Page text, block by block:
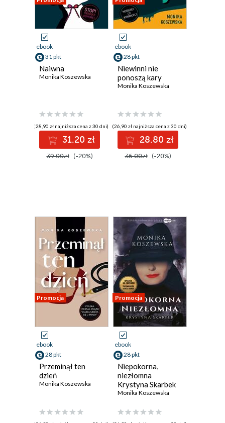
ebook
31 pkt
Naiwna
Monika Koszewska
(28,90 zł najniższa cena z 30 dni)
31.20 zł
39.00zł (-20%)
ebook
28 pkt
Niewinni nie
ponoszą kary
Monika Koszewska
(26,90 zł najniższa cena z 30 dni)
28.80 zł
36.00zł (-20%)
Promocja
ebook
28 pkt
Przeminął ten
dzień
Monika Koszewska
Promocja
ebook
28 pkt
Niepokorna,
niezłomna
Krystyna Skarbek
Monika Koszewska